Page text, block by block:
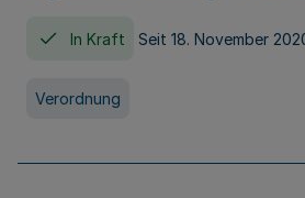
In Kraft Seit 18. November
Verordnung